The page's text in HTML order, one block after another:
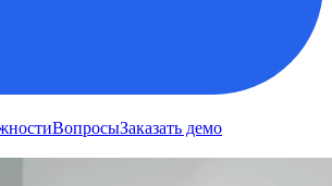
ВопросыЗаказать демо